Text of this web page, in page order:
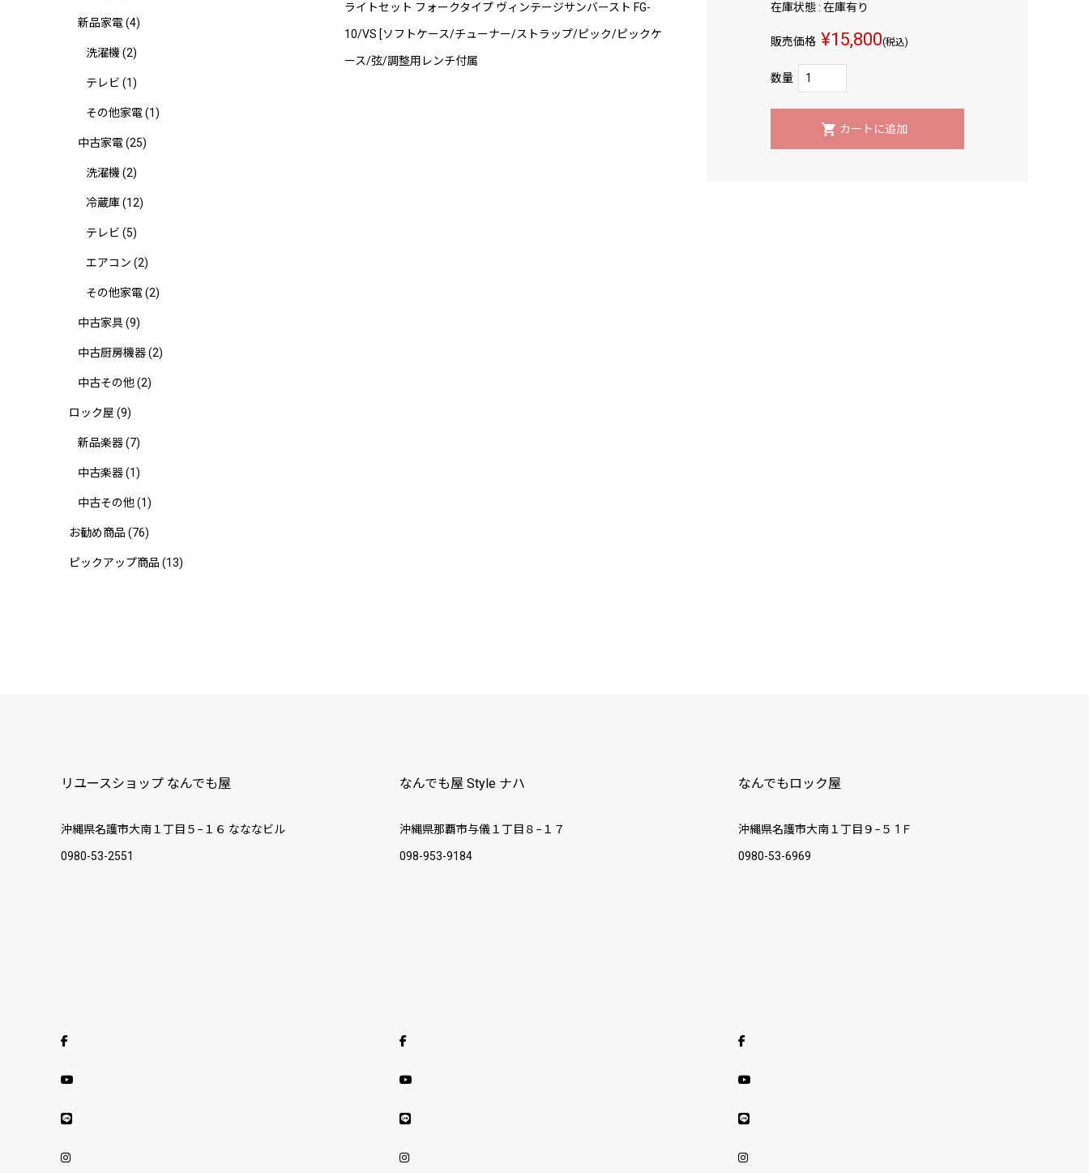
ライトセット フォークタイプ ヴィンテージサンバースト FG-
10/VS [ソフトケース/チューナー/ストラップ/ピック/ピックケ
ース/弦/調整用レンチ付属
在庫状態 : 在庫有り
販売価格 ¥15,800(税込)
数量
新品家電(4)
洗濯機 (2)
テレビ (1)
その他家電(1)
中古家電(25)
洗濯機 (2)
冷蔵庫(12)
テレビ (5)
エアコン (2)
その他家電(2)
中古家具(9)
中古厨房機器(2)
中古その他(2)
ロック屋 (9)
新品楽器(7)
中古楽器(1)
中古その他(1)
お勧め商品 (76)
ピックアップ商品 (13)
リユースショップ なんでも屋
沖縄県名護市大南１丁目５−１６ なななビル
0980-53-2551
なんでも屋 Style ナハ
沖縄県那覇市与儀１丁目８−１７
098-953-9184
なんでもロック屋
沖縄県名護市大南１丁目９−５ 1Ｆ
0980-53-6969